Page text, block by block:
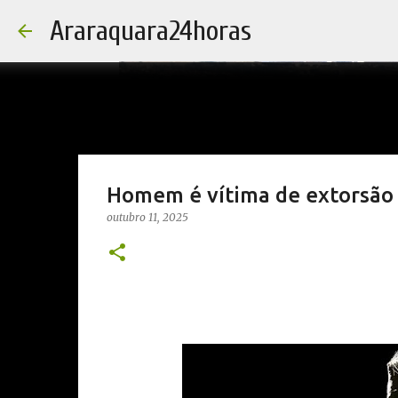
Araraquara24horas
Homem é vítima de
outubro 11, 2025